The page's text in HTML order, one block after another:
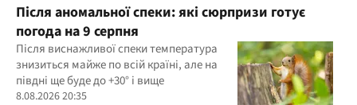
Після аномальної спеки: які сюрпризи готує
погода на 9 серпня
Після виснажливої спеки температура
знизиться майже по всій країні, але на
півдні ще буде до +30° і вище
8.08.2026 20:35